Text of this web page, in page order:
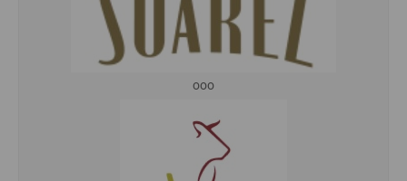
ooo